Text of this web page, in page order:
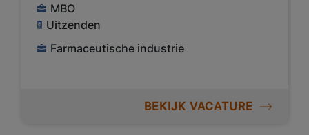
MBO
Uitzenden
Farmaceutische industrie
BEKIJK VACATURE